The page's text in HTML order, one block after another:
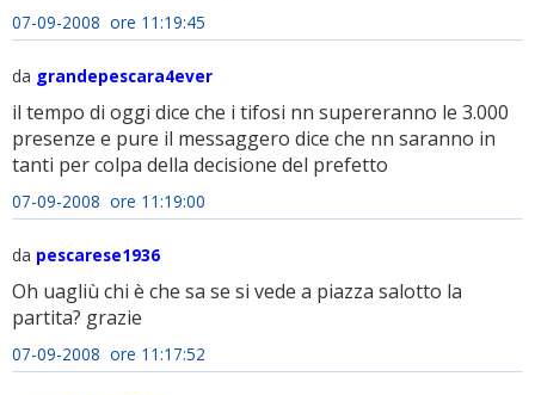
07-09-2008 ore 11:19:45
da grandepescara4ever
il tempo di oggi dice che i tifosi nn supereranno le 3.000
presenze e pure il messaggero dice che nn saranno in
tanti per colpa della decisione del prefetto
07-09-2008 ore 11:19:00
da pescarese1936
Oh uagliù chi è che sa se si vede a piazza salotto la
partita? grazie
07-09-2008 ore 11:17:52